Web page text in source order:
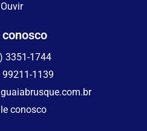
Ouvir
conosco
3351-1744
99211-1139
conosco